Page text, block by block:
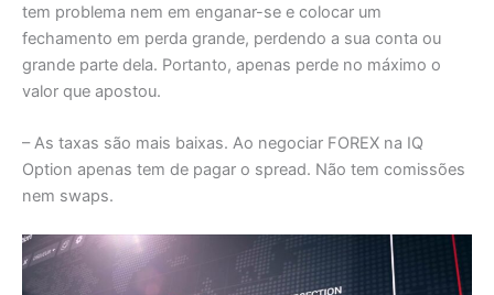
tem problema nem em enganar-se e colocar um
fechamento em perda grande, perdendo a sua conta ou
grande parte dela. Portanto, apenas perde no máximo o
valor que apostou.
– As taxas são mais baixas. Ao negociar FOREX na IQ
Option apenas tem de pagar o spread. Não tem comissões
nem swaps.